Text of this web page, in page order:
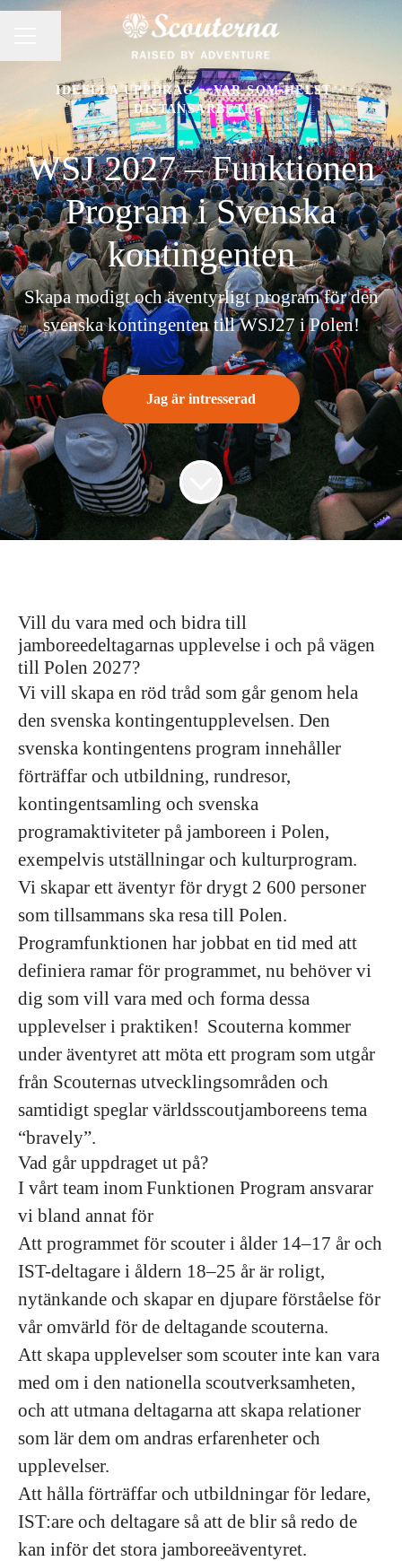
IDEELLA UPPDRAG · VAR SOM HELST ·
DISTANSARBETE
WSJ 2027 – Funktionen
Program i Svenska
kontingenten
Skapa modigt och äventyrligt program för den
svenska kontingenten till WSJ27 i Polen!
Jag är intresserad
Vill du vara med och bidra till
jamboreedeltagarnas upplevelse i och på vägen
till Polen 2027?
Vi vill skapa en röd tråd som går genom hela
den svenska kontingentupplevelsen. Den
svenska kontingentens program innehåller
förträffar och utbildning, rundresor,
kontingentsamling och svenska
programaktiviteter på jamboreen i Polen,
exempelvis utställningar och kulturprogram.
Vi skapar ett äventyr för drygt 2 600 personer
som tillsammans ska resa till Polen.
Programfunktionen har jobbat en tid med att
definiera ramar för programmet, nu behöver vi
dig som vill vara med och forma dessa
upplevelser i praktiken! Scouterna kommer
under äventyret att möta ett program som utgår
från Scouternas utvecklingsområden och
samtidigt speglar världsscoutjamboreens tema
“bravely”.
Vad går uppdraget ut på?
I vårt team inom Funktionen Program ansvarar
vi bland annat för
Att programmet för scouter i ålder 14–17 år och
IST-deltagare i åldern 18–25 år är roligt,
nytänkande och skapar en djupare förståelse för
vår omvärld för de deltagande scouterna.
Att skapa upplevelser som scouter inte kan vara
med om i den nationella scoutverksamheten,
och att utmana deltagarna att skapa relationer
som lär dem om andras erfarenheter och
upplevelser.
Att hålla förträffar och utbildningar för ledare,
IST:are och deltagare så att de blir så redo de
kan inför det stora jamboreeäventyret.